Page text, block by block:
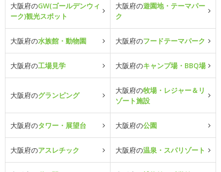
大阪府のGW(ゴールデンウィ
ーク)観光スポット
大阪府の遊園地・テーマパー
ク
大阪府の水族館・動物園 大阪府のフードテーマパーク
大阪府の工場見学 大阪府のキャンプ場・BBQ場
大阪府のグランピング
大阪府の牧場・レジャー＆リ
ゾート施設
大阪府のタワー・展望台 大阪府の公園
大阪府のアスレチック 大阪府の温泉・スパリゾート